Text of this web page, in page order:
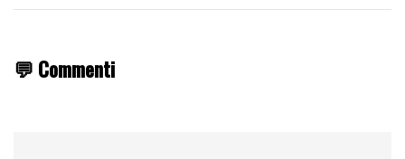
💬 Commenti